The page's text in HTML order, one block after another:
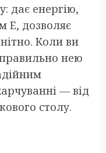
дає енергію,
E, дозволяє
Коли ви
правильно нею
— від
столу.